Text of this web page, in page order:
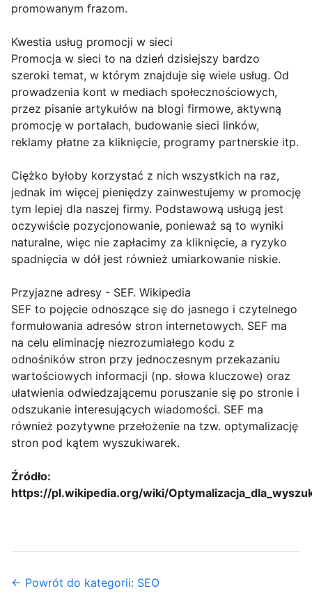
promowanym frazom.
Kwestia usług promocji w sieci
Promocja w sieci to na dzień dzisiejszy bardzo
szeroki temat, w którym znajduje się wiele usług. Od
prowadzenia kont w mediach społecznościowych,
przez pisanie artykułów na blogi firmowe, aktywną
promocję w portalach, budowanie sieci linków,
reklamy płatne za kliknięcie, programy partnerskie itp.
Ciężko byłoby korzystać z nich wszystkich na raz,
jednak im więcej pieniędzy zainwestujemy w promocję
tym lepiej dla naszej firmy. Podstawową usługą jest
oczywiście pozycjonowanie, ponieważ są to wyniki
naturalne, więc nie zapłacimy za kliknięcie, a ryzyko
spadnięcia w dół jest również umiarkowanie niskie.
Przyjazne adresy - SEF. Wikipedia
SEF to pojęcie odnoszące się do jasnego i czytelnego
formułowania adresów stron internetowych. SEF ma
na celu eliminację niezrozumiałego kodu z
odnośników stron przy jednoczesnym przekazaniu
wartościowych informacji (np. słowa kluczowe) oraz
ułatwienia odwiedzającemu poruszanie się po stronie i
odszukanie interesujących wiadomości. SEF ma
również pozytywne przełożenie na tzw. optymalizację
stron pod kątem wyszukiwarek.
Źródło:
https://pl.wikipedia.org/wiki/
← Powrót do kategorii: SEO